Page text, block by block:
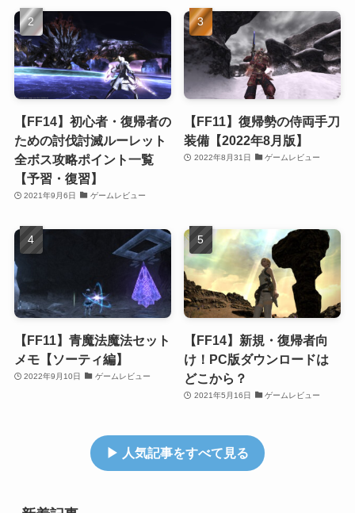
【FF14】初心者・復帰者の
ための討伐討滅ルーレット
全ボス攻略ポイント一覧
【予習・復習】
2021年9月6日 ゲームレビュー
【FF11】復帰勢の侍両手刀
装備【2022年8月版】
2022年8月31日 ゲームレビュー
【FF11】青魔法魔法セット
メモ【ソーティ編】
2022年9月10日 ゲームレビュー
【FF14】新規・復帰者向
け！PC版ダウンロードは
どこから？
2021年5月16日 ゲームレビュー
▶ 人気記事をすべて見る